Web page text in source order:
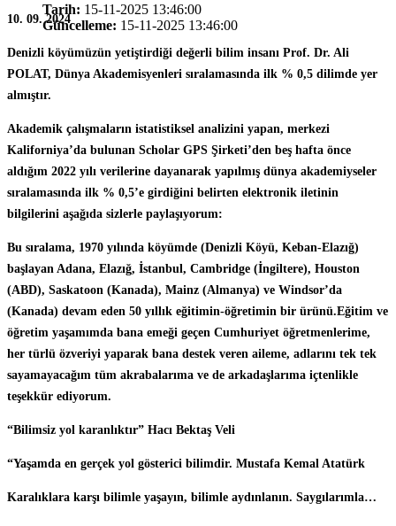
Tarih: 15-11-2025 13:46:00
Güncelleme: 15-11-2025 13:46:00
10. 09. 2024
Denizli köyümüzün yetiştirdiği değerli bilim insanı Prof. Dr. Ali
POLAT, Dünya Akademisyenleri sıralamasında ilk % 0,5 dilimde yer
almıştır.
Akademik çalışmaların istatistiksel analizini yapan, merkezi
Kaliforniya’da bulunan Scholar GPS Şirketi’den beş hafta önce
aldığım 2022 yılı verilerine dayanarak yapılmış dünya akademiyseler
sıralamasında ilk % 0,5’e girdiğini belirten elektronik iletinin
bilgilerini aşağıda sizlerle paylaşıyorum:
Bu sıralama, 1970 yılında köyümde (Denizli Köyü, Keban-Elazığ)
başlayan Adana, Elazığ, İstanbul, Cambridge (İngiltere), Houston
(ABD), Saskatoon (Kanada), Mainz (Almanya) ve Windsor’da
(Kanada) devam eden 50 yıllık eğitimin-öğretimin bir ürünü.Eğitim ve
öğretim yaşamımda bana emeği geçen Cumhuriyet öğretmenlerime,
her türlü özveriyi yaparak bana destek veren aileme, adlarını tek tek
sayamayacağım tüm akrabalarıma ve de arkadaşlarıma içtenlikle
teşekkür ediyorum.
“Bilimsiz yol karanlıktır” Hacı Bektaş Veli
“Yaşamda en gerçek yol gösterici bilimdir. Mustafa Kemal Atatürk
Karalıklara karşı bilimle yaşayın, bilimle aydınlanın. Saygılarımla…